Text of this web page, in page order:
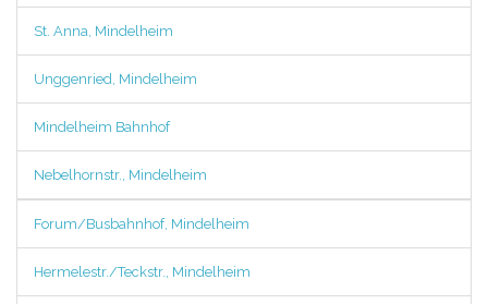
St. Anna, Mindelheim
Unggenried, Mindelheim
Mindelheim Bahnhof
Nebelhornstr., Mindelheim
Forum/Busbahnhof, Mindelheim
Hermelestr./Teckstr., Mindelheim